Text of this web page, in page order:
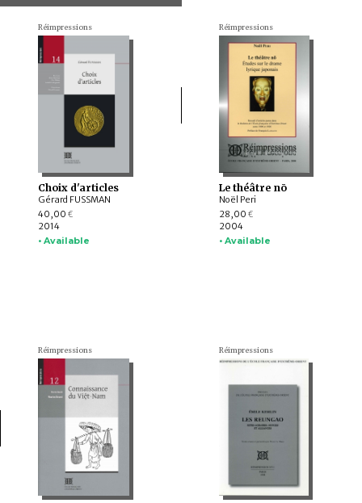
Réimpressions
Choix d'articles
Gérard FUSSMAN
40,00 €
2014
• Available
Réimpressions
Le théâtre nō
Noël Peri
28,00 €
2004
• Available
Réimpressions Réimpressions